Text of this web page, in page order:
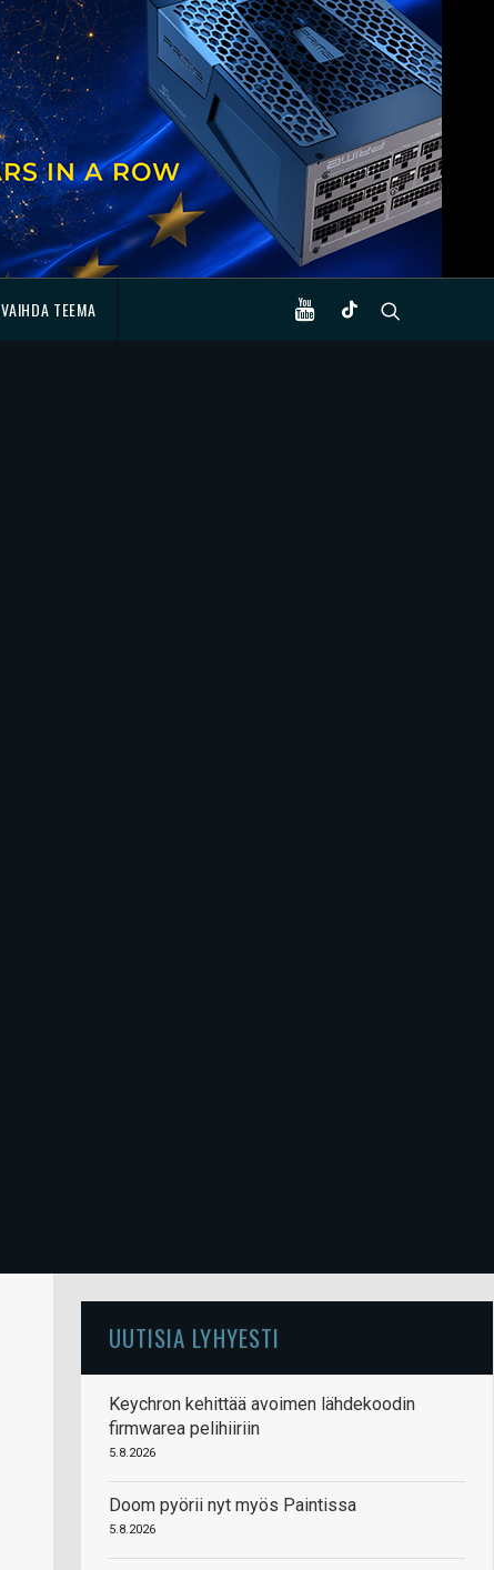
VAIHDA TEEMA
UUTISIA LYHYESTI
Keychron kehittää avoimen lähdekoodin
firmwarea pelihiiriin
5.8.2026
Doom pyörii nyt myös Paintissa
5.8.2026